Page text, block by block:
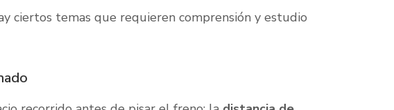
ciertos temas que requieren comprensión y estudio